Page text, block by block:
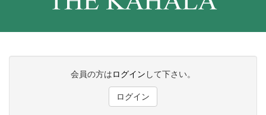
会員の方はログイン して下さい。
ログイン